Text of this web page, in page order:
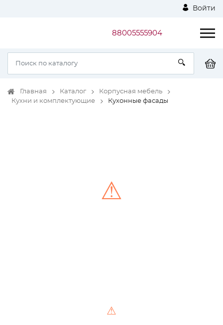
Войти
88005555904
Главная Каталог
Корпусная мебель
Кухни и комплектующие
Кухонные фасады
⚠
⚠